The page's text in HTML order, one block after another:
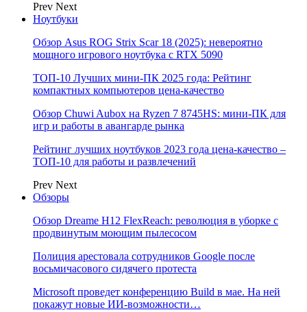
Prev Next
Ноутбуки
Обзор Asus ROG Strix Scar 18 (2025): невероятно
мощного игрового ноутбука с RTX 5090
ТОП-10 Лучших мини-ПК 2025 года: Рейтинг
компактных компьютеров цена-качество
Обзор Chuwi Aubox на Ryzen 7 8745HS: мини-ПК для
игр и работы в авангарде рынка
Рейтинг лучших ноутбуков 2023 года цена-качество –
ТОП-10 для работы и развлечений
Prev Next
Обзоры
Обзор Dreame H12 FlexReach: революция в уборке с
продвинутым моющим пылесосом
Полиция арестовала сотрудников Google после
восьмичасового сидячего протеста
Microsoft проведет конференцию Build в мае. На ней
покажут новые ИИ-возможности…